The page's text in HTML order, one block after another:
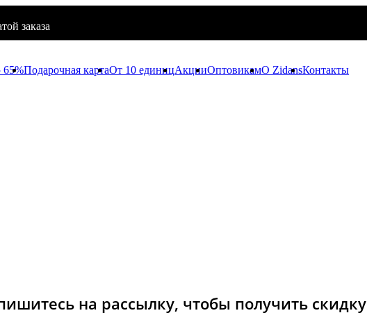
заказа
65%Подарочная картаОт 10 единицАкцииОптовикамO ZidansКонтакты
на рассылку, чтобы получить скидку